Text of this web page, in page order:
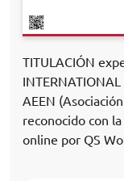
TITULACIÓN
AEEN
reconocido con
online por QS